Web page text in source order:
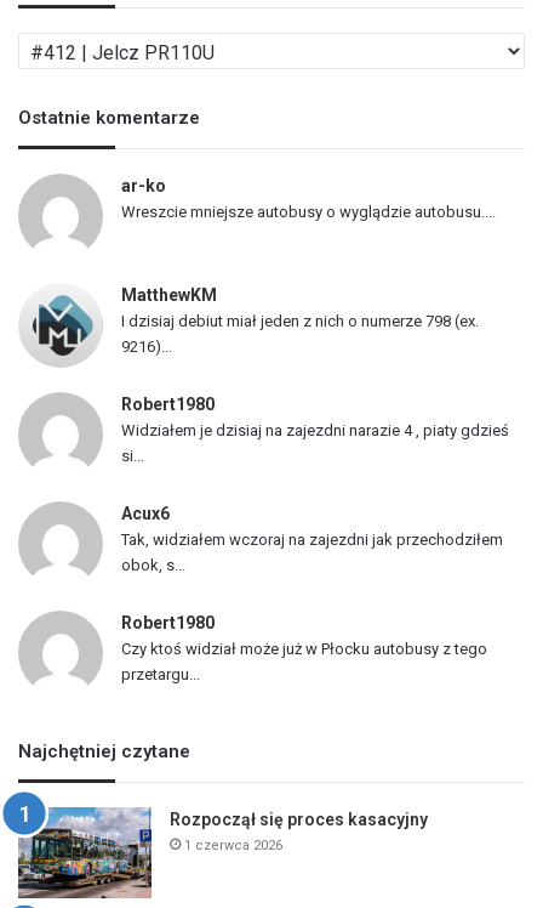
i
t
a
o
j
w
Ostatnie komentarze
ar-ko
Wreszcie mniejsze autobusy o wyglądzie autobusu....
MatthewKM
I dzisiaj debiut miał jeden z nich o numerze 798 (ex.
9216)...
Robert1980
Widziałem je dzisiaj na zajezdni narazie 4 , piaty gdzieś
si...
Acux6
Tak, widziałem wczoraj na zajezdni jak przechodziłem
obok, s...
Robert1980
Czy ktoś widział może już w Płocku autobusy z tego
przetargu...
Najchętniej czytane
Rozpoczął się proces kasacyjny
1 czerwca 2026